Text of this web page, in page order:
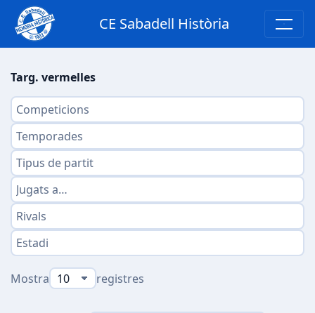
CE Sabadell Història
Targ. vermelles
Mostra registres